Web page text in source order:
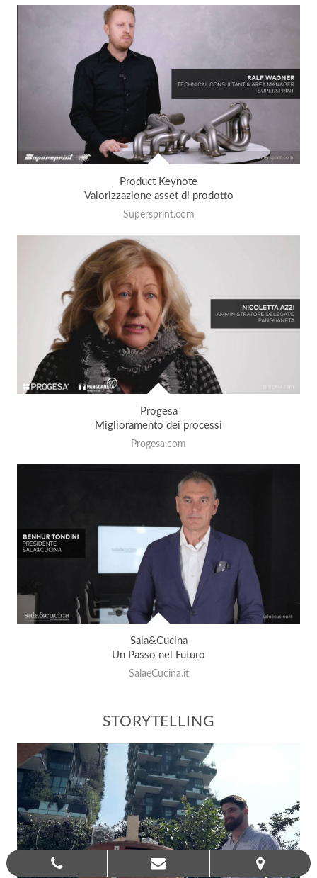
Product Keynote
Valorizzazione asset di prodotto
Supersprint.com
Progesa
Miglioramento dei processi
Progesa.com
Sala&Cucina
Un Passo nel Futuro
SalaeCucina.it
STORYTELLING